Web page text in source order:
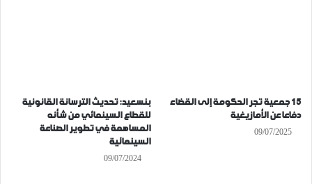
15 جمعية تجر الحكومة إلى القضاء
دفاعا عن الأمازيغية
09/07/2025
بنسعيد: تحديث الترسانة القانونية
للقطاع السينمائي من شأنه
المساهمة في تطوير الصناعة
السينمائية
09/07/2024